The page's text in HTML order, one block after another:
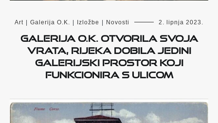
Art | Galerija O.K. | Izložbe | Novosti 2. lipnja 2023.
Galerija O.K. otvorila svoja
vrata, Rijeka dobila jedini
galerijski prostor koji
funkcionira s ulicom